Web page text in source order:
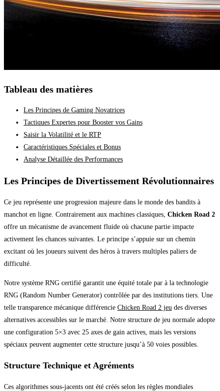
Tableau des matières
Les Principes de Gaming Novatrices
Tactiques Expertes pour Booster vos Gains
Saisir la Volatilité et le RTP
Caractéristiques Spéciales et Bonus
Analyse Détaillée des Performances
Les Principes de Divertissement Révolutionnaires
Ce jeu représente une progression majeure dans le monde des bandits à
manchot en ligne. Contrairement aux machines classiques, Chicken Road 2
offre un mécanisme de avancement fluide où chacune partie impacte
activement les chances suivantes. Le principe s’appuie sur un chemin
excitant où les joueurs suivent des héros à travers multiples paliers de
difficulté.
Notre système RNG certifié garantit une équité totale par à la technologie
RNG (Random Number Generator) contrôlée par des institutions tiers. Une
telle transparence mécanique différencie Chicken Road 2 jeu des diverses
alternatives accessibles sur le marché. Notre structure de jeu normale adopte
une configuration 5×3 avec 25 axes de gain actives, mais les versions
spéciaux peuvent augmenter cette structure jusqu’à 50 voies possibles.
Structure Technique et Agréments
Ces algorithmes sous-jacents ont été créés selon les règles mondiales